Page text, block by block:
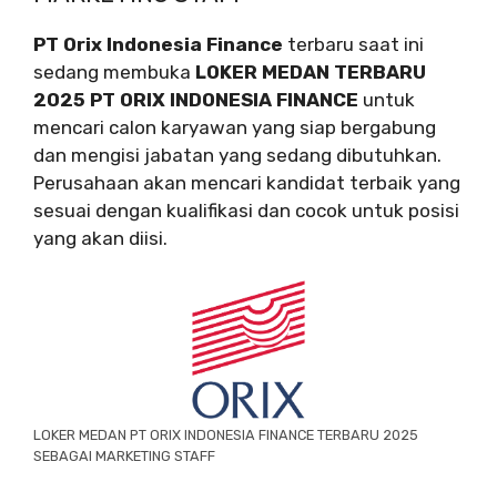
PT Orix Indonesia Finance terbaru saat ini
sedang membuka LOKER MEDAN TERBARU
2025 PT ORIX INDONESIA FINANCE untuk
mencari calon karyawan yang siap bergabung
dan mengisi jabatan yang sedang dibutuhkan.
Perusahaan akan mencari kandidat terbaik yang
sesuai dengan kualifikasi dan cocok untuk posisi
yang akan diisi.
LOKER MEDAN PT ORIX INDONESIA FINANCE TERBARU 2025
SEBAGAI MARKETING STAFF